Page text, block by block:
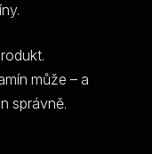
může – a
správně.